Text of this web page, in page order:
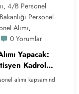
, 4/B Personel
Personel
Alımı,
0 Yorumlar
Yapacak:
Kadroları
alımı kapsamınd